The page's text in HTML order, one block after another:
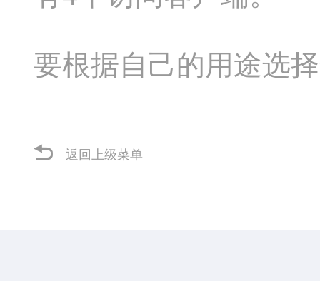
要根据自己的用途选
返回上级菜单